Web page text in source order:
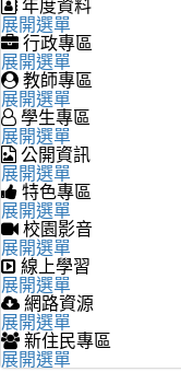
展開選單
行政專區
展開選單
教師專區
展開選單
學生專區
展開選單
公開資訊
展開選單
特色專區
展開選單
校園影音
展開選單
線上學習
展開選單
網路資源
展開選單
新住民專區
展開選單